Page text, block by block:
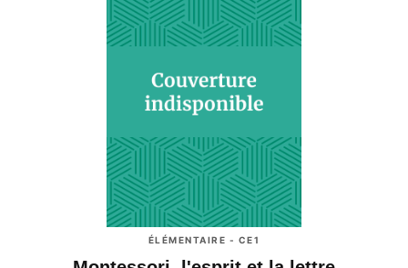
ÉLÉMENTAIRE - CE1